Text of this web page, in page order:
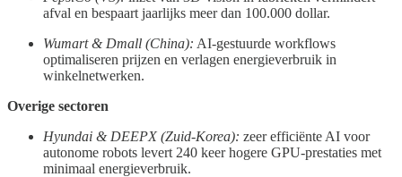
afval en bespaart jaarlijks meer dan 100.000 dollar.
Wumart & Dmall (China): AI-gestuurde workflows
optimaliseren prijzen en verlagen energieverbruik in
winkelnetwerken.
Overige sectoren
Hyundai & DEEPX (Zuid-Korea): zeer efficiënte AI voor
autonome robots levert 240 keer hogere GPU-prestaties met
minimaal energieverbruik.